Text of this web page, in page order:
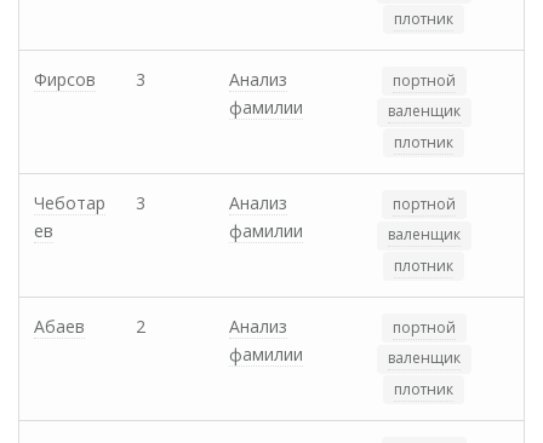
плотник
Фирсов 3
Анализ
фамилии
портной
валенщик
плотник
Чеботар
ев
3
Анализ
фамилии
портной
валенщик
плотник
Абаев 2
Анализ
фамилии
портной
валенщик
плотник